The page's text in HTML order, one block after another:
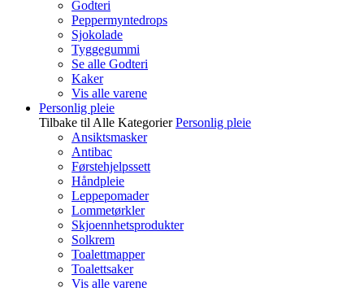
Godteri
Peppermyntedrops
Sjokolade
Tyggegummi
Se alle Godteri
Kaker
Vis alle varene
Personlig pleie
Tilbake til Alle Kategorier Personlig pleie
Ansiktsmasker
Antibac
Førstehjelpssett
Håndpleie
Leppepomader
Lommetørkler
Skjoennhetsprodukter
Solkrem
Toalettmapper
Toalettsaker
Vis alle varene